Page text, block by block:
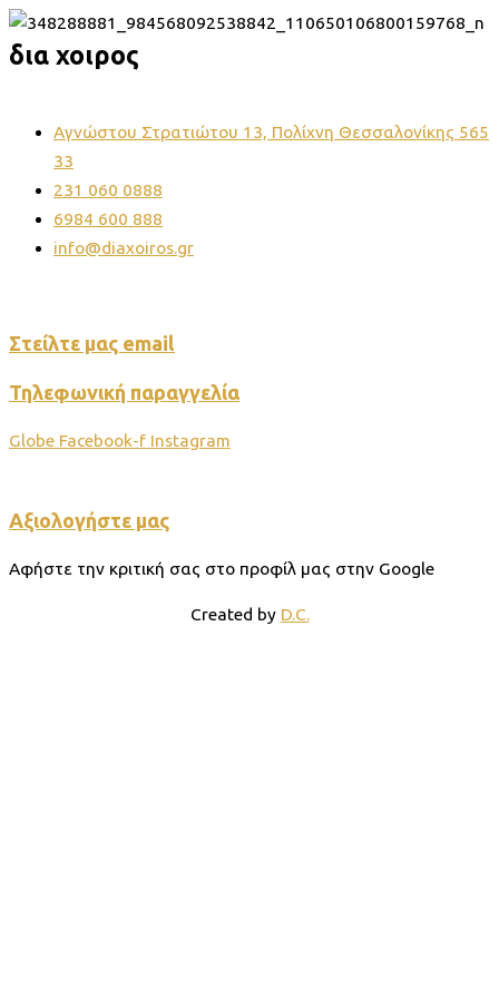
δια χοιρος
Αγνώστου Στρατιώτου 13, Πολίχνη Θεσσαλονίκης 565
33
231 060 0888
6984 600 888
info@diaxoiros.gr
Στείλτε μας email
Τηλεφωνική παραγγελία
Globe Facebook-f Instagram
Αξιολογήστε μας
Αφήστε την κριτική σας στο προφίλ μας στην Google
Created by D.C.